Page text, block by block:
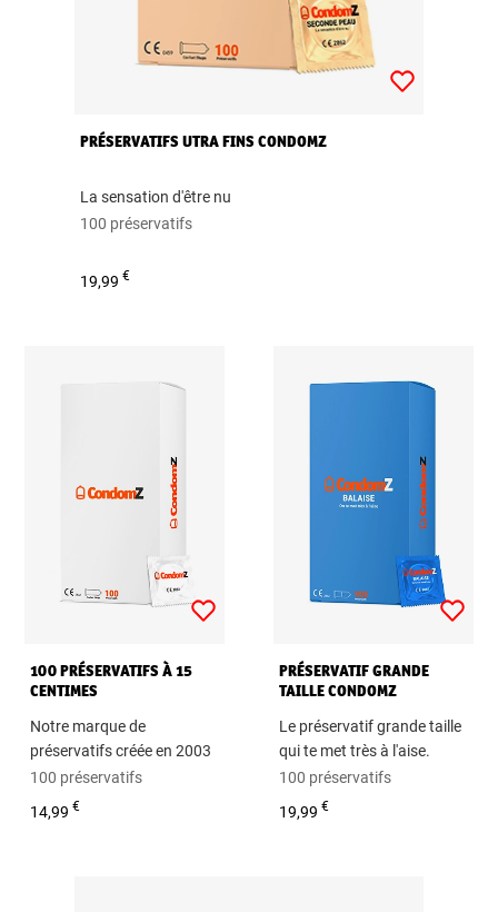
PRÉSERVATIFS UTRA FINS CONDOMZ
La sensation d'être nu
100 préservatifs
19,99€
100 PRÉSERVATIFS À 15
CENTIMES
Notre marque de
préservatifs créée en 2003
100 préservatifs
14,99€
PRÉSERVATIF GRANDE
TAILLE CONDOMZ
Le préservatif grande taille
qui te met très à l'aise.
100 préservatifs
19,99€